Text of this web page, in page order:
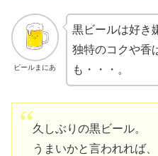
ビールまにあ
黒ビールは好き
独特のコクや香
も・・・。
久しぶりの黒ビール。
うまいかと言われれば